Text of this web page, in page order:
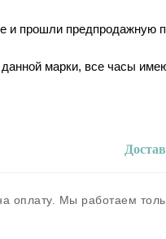
и прошли предпродажную
марки, все часы
оплату. Мы работаем